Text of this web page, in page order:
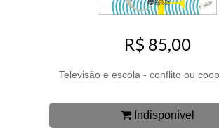
R$ 85,00
Televisão e escola - conflito ou
Indisponível